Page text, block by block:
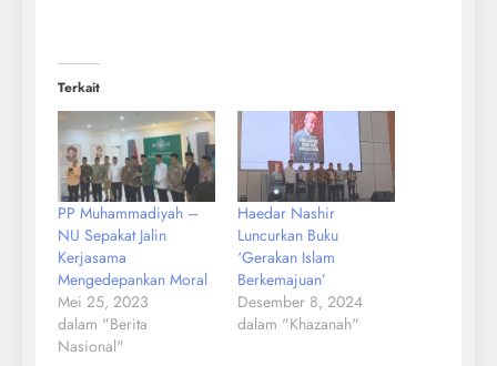
Terkait
PP Muhammadiyah –
NU Sepakat Jalin
Kerjasama
Mengedepankan Moral
Mei 25, 2023
dalam "Berita
Nasional"
Haedar Nashir
Luncurkan Buku
‘Gerakan Islam
Berkemajuan’
Desember 8, 2024
dalam "Khazanah"